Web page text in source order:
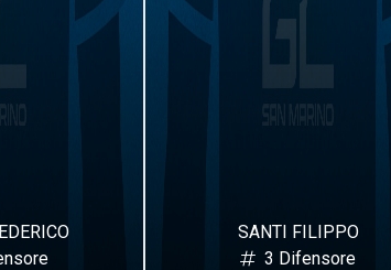
SANTI FILIPPO
3 Difensore
ANGELINI
4